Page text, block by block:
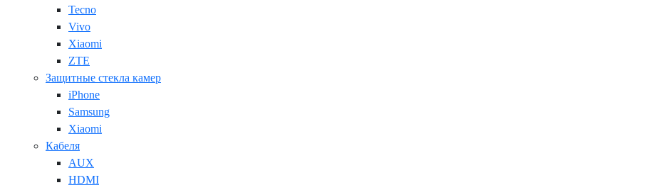
Tecno
Vivo
Xiaomi
ZTE
Защитные стекла камер
iPhone
Samsung
Xiaomi
Кабеля
AUX
HDMI